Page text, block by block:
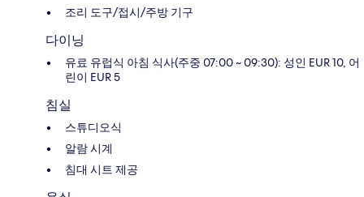
조리 도구/접시/주방 기구
다이닝
유료 유럽식 아침 식사(주중 07:00 ~ 09:30): 성인 EUR 10, 어
린이 EUR 5
침실
스튜디오식
알람 시계
침대 시트 제공